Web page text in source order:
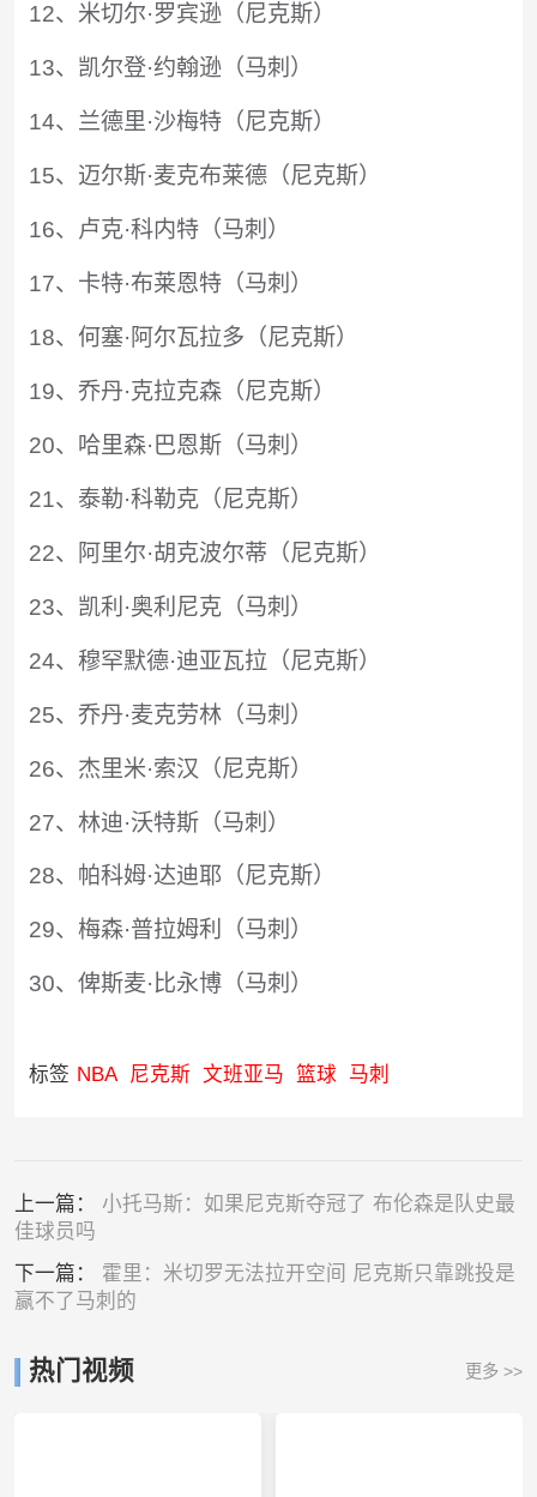
12、米切尔·罗宾逊（尼克斯）
13、凯尔登·约翰逊（马刺）
14、兰德里·沙梅特（尼克斯）
15、迈尔斯·麦克布莱德（尼克斯）
16、卢克·科内特（马刺）
17、卡特·布莱恩特（马刺）
18、何塞·阿尔瓦拉多（尼克斯）
19、乔丹·克拉克森（尼克斯）
20、哈里森·巴恩斯（马刺）
21、泰勒·科勒克（尼克斯）
22、阿里尔·胡克波尔蒂（尼克斯）
23、凯利·奥利尼克（马刺）
24、穆罕默德·迪亚瓦拉（尼克斯）
25、乔丹·麦克劳林（马刺）
26、杰里米·索汉（尼克斯）
27、林迪·沃特斯（马刺）
28、帕科姆·达迪耶（尼克斯）
29、梅森·普拉姆利（马刺）
30、俾斯麦·比永博（马刺）
标签 NBA 尼克斯 文班亚马 篮球 马刺
上一篇： 小托马斯：如果尼克斯夺冠了 布伦森是队史最
佳球员吗
下一篇： 霍里：米切罗无法拉开空间 尼克斯只靠跳投是
赢不了马刺的
热门视频 更多 >>